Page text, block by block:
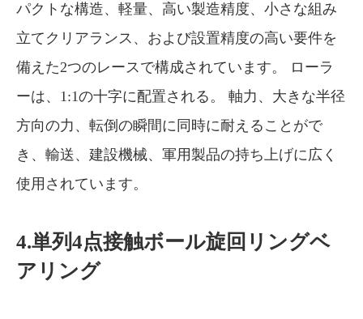
パクトな構造、軽量、高い製造精度、小さな組み
立てクリアランス、および設置精度の高い要件を
備えた2つのレースで構成されています。 ローラ
ーは、1:1の十字に配置される。 軸力、大きな半径
方向の力、転倒の瞬間に同時に耐えることがで
き、輸送、建設機械、軍用製品の持ち上げに広く
使用されています。
4.単列4点接触ボール旋回リングベ
アリング